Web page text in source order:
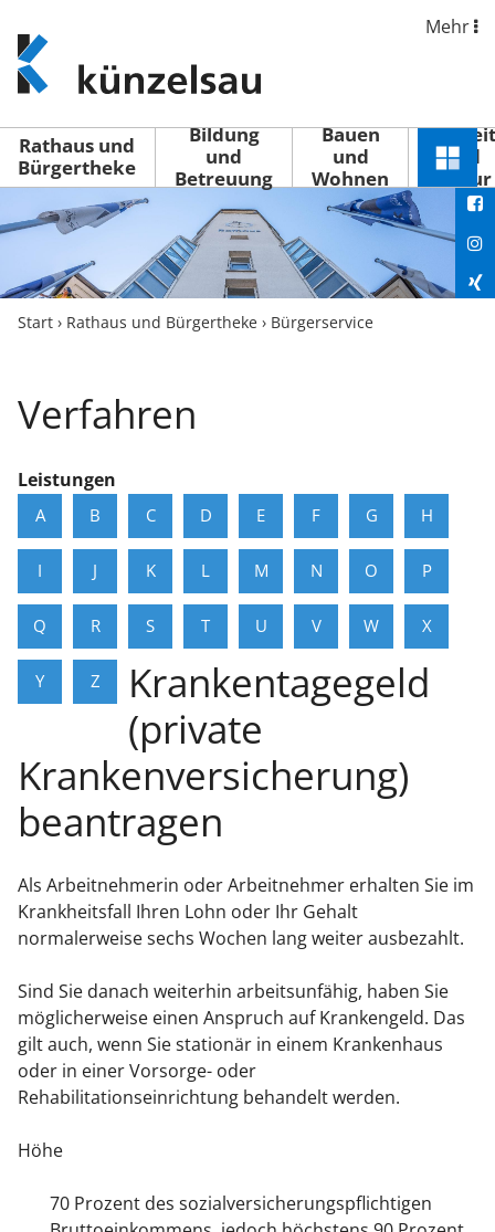
www.kuenzelsau.de
(zur
Startseite)
Mehr
Rathaus und
Bürgertheke
Bildung
und
Betreuung
Bauen
und
Wohnen
Freizeit
und
Kultur
Menü
Start › Rathaus und Bürgertheke › Bürgerservice
Verfahren
Leistungen
A B C D E F G H
I J K L M N O P
Q R S T U V W X
Y Z
Krankentagegeld
(private
Krankenversicherung)
beantragen
Als Arbeitnehmerin oder Arbeitnehmer erhalten Sie im
Krankheitsfall Ihren Lohn oder Ihr Gehalt
normalerweise sechs Wochen lang weiter ausbezahlt.
Sind Sie danach weiterhin arbeitsunfähig, haben Sie
möglicherweise einen Anspruch auf Krankengeld. Das
gilt auch, wenn Sie stationär in einem Krankenhaus
oder in einer Vorsorge- oder
Rehabilitationseinrichtung behandelt werden.
Höhe
70 Prozent des sozialversicherungspflichtigen